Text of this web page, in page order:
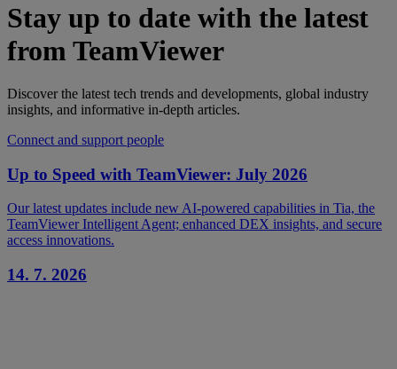
Stay up to date with the latest
from TeamViewer
Discover the latest tech trends and developments, global industry
insights, and informative in-depth articles.
Connect and support people
Up to Speed with TeamViewer: July 2026
Our latest updates include new AI-powered capabilities in Tia, the
TeamViewer Intelligent Agent; enhanced DEX insights, and secure
access innovations.
14. 7. 2026